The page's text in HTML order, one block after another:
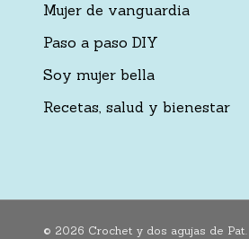
Mujer de vanguardia
Paso a paso DIY
Soy mujer bella
Recetas, salud y bienestar
© 2026 Crochet y dos agujas de Pat.